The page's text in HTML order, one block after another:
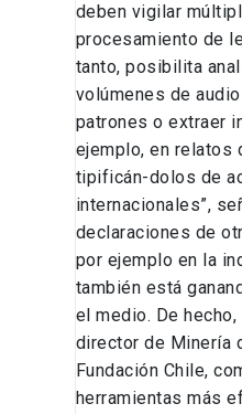
deben vigilar
procesamiento de
tanto, posibilita
volúmenes de
patrones o extraer
ejemplo, en relatos
tipificán-dolos de
internacionales”,
declaraciones de
por ejemplo en la
también está
el medio. De
director de Minería
Fundación Chile,
herramientas más